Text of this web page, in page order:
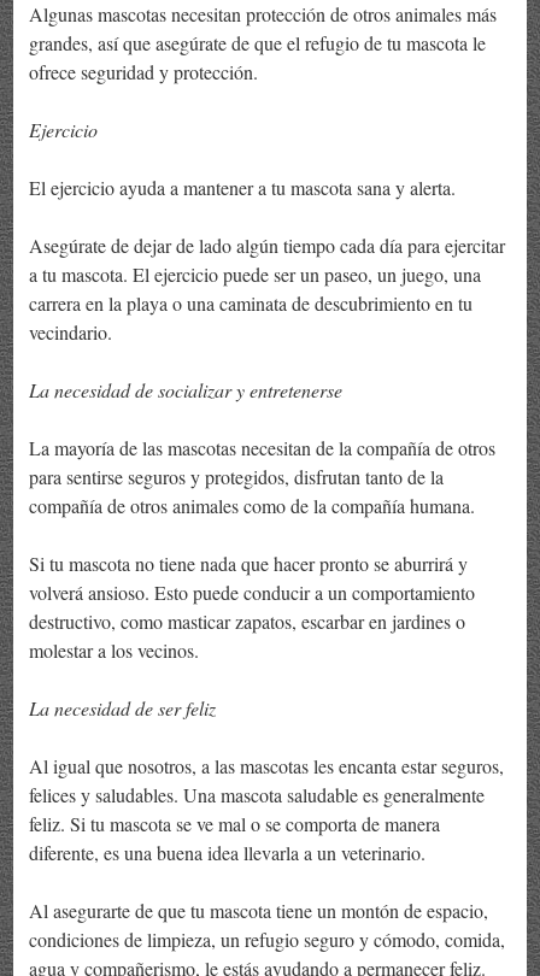
Algunas mascotas necesitan protección de otros animales más
grandes, así que asegúrate de que el refugio de tu mascota le
ofrece seguridad y protección.
Ejercicio
El ejercicio ayuda a mantener a tu mascota sana y alerta.
Asegúrate de dejar de lado algún tiempo cada día para ejercitar
a tu mascota. El ejercicio puede ser un paseo, un juego, una
carrera en la playa o una caminata de descubrimiento en tu
vecindario.
La necesidad de socializar y entretenerse
La mayoría de las mascotas necesitan de la compañía de otros
para sentirse seguros y protegidos, disfrutan tanto de la
compañía de otros animales como de la compañía humana.
Si tu mascota no tiene nada que hacer pronto se aburrirá y
volverá ansioso. Esto puede conducir a un comportamiento
destructivo, como masticar zapatos, escarbar en jardines o
molestar a los vecinos.
La necesidad de ser feliz
Al igual que nosotros, a las mascotas les encanta estar seguros,
felices y saludables. Una mascota saludable es generalmente
feliz. Si tu mascota se ve mal o se comporta de manera
diferente, es una buena idea llevarla a un veterinario.
Al asegurarte de que tu mascota tiene un montón de espacio,
condiciones de limpieza, un refugio seguro y cómodo, comida,
agua y compañerismo, le estás ayudando a permanecer feliz.